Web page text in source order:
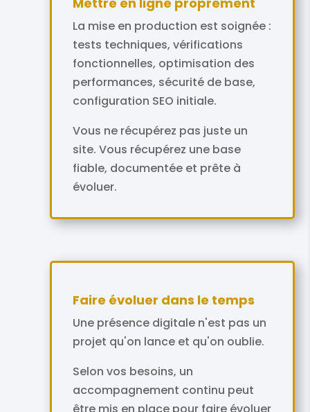
La mise en production est soignée :
tests techniques, vérifications
fonctionnelles, optimisation des
performances, sécurité de base,
configuration SEO initiale.
Vous ne récupérez pas juste un
site. Vous récupérez une base
fiable, documentée et prête à
évoluer.
Faire évoluer dans le temps
Une présence digitale n'est pas un
projet qu'on lance et qu'on oublie.
Selon vos besoins, un
accompagnement continu peut
être mis en place pour faire évoluer